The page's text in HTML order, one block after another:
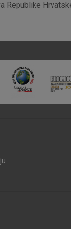
Republike
pošalje upozorenje o
Ti kolačići ne